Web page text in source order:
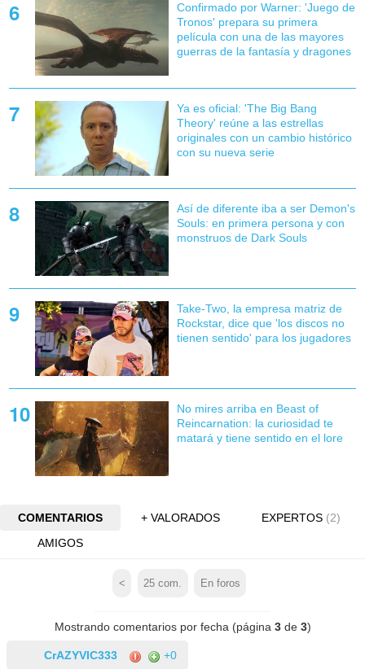
Confirmado por Warner: 'Juego de
Tronos' prepara su primera
película con una de las mayores
guerras de la fantasía y dragones
Ya es oficial: 'The Big Bang
Theory' reúne a las estrellas
originales con un cambio histórico
con su nueva serie
Así de diferente iba a ser Demon's
Souls: en primera persona y con
monstruos de Dark Souls
Take-Two, la empresa matriz de
Rockstar, dice que 'los discos no
tienen sentido' para los jugadores
No mires arriba en Beast of
Reincarnation: la curiosidad te
matará y tiene sentido en el lore
COMENTARIOS + VALORADOS EXPERTOS (2)
AMIGOS
< 25 com. En foros
Mostrando comentarios por fecha (página 3de 3)
CrAZYVIC333 +0